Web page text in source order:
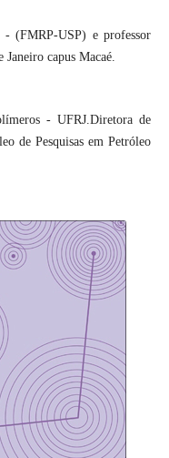
(FMRP-USP) e professor
capus Macaé.
- UFRJ.Diretora de
de Pesquisas em Petróleo